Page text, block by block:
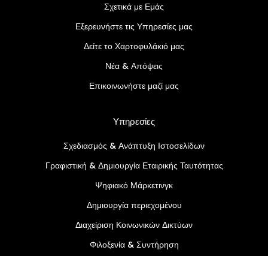
Σχετικά με Εμάς
Εξερευνήστε τις Υπηρεσίες μας
Δείτε το Χαρτοφυλάκιό μας
Νέα & Απόψεις
Επικοινωνήστε μαζί μας
Υπηρεσίες
Σχεδιασμός & Ανάπτυξη Ιστοσελίδων
Γραφιστική & Δημιουργία Εταιρικής Ταυτότητας
Ψηφιακό Μάρκετινγκ
Δημιουργία περιεχομένου
Διαχείριση Κοινωνικών Δικτύων
Φιλοξενία & Συντήρηση